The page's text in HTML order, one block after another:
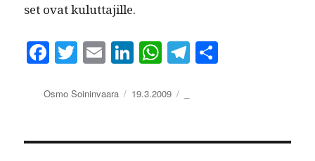
set ovat kuluttajille.
Fa
bo
T
tte
E
ail
Li
ed
W
ts
pp
Te
m
Kirjoittaja
Osmo Soininvaara Julkaistu
19.3.2009